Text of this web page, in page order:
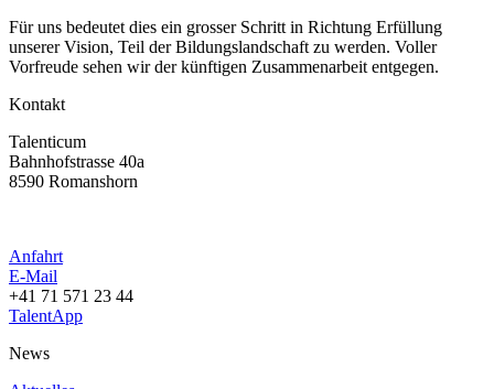
Für uns bedeutet dies ein grosser Schritt in Richtung Erfüllung
unserer Vision, Teil der Bildungslandschaft zu werden. Voller
Vorfreude sehen wir der künftigen Zusammenarbeit entgegen.
Kontakt
Talenticum
Bahnhofstrasse 40a
8590 Romanshorn
Anfahrt
E-Mail
+41 71 571 23 44
TalentApp
News